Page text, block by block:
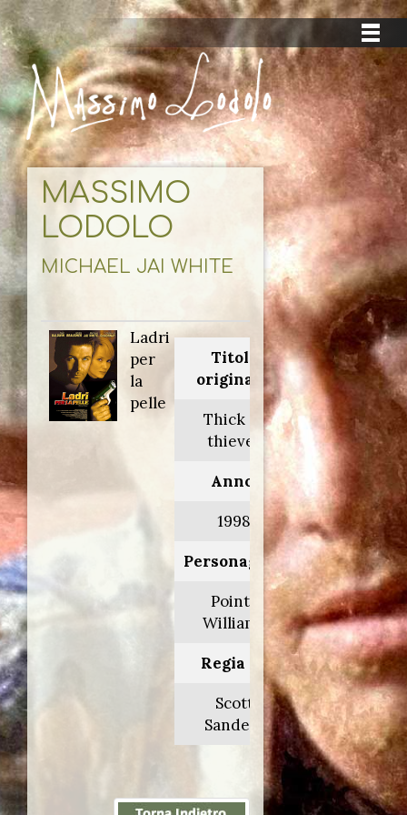
MASSIMO
LODOLO
MICHAEL JAI WHITE
Ladri
per
la
pelle
Titolo
originale:
Thick as
thieves
Anno:
1998
Personaggio:
Pointy
Williams
Regia di:
Scott
Sanders